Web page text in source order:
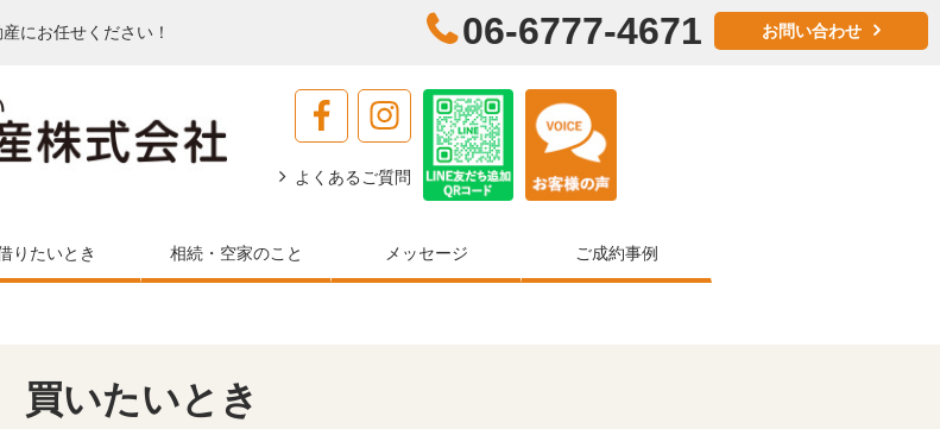
にお任せください！ 06-6777-4671 お問い合わせ
よくあるご質問
りたいとき 相続・空家のこと メッセージ ご成約事例
買いたいとき